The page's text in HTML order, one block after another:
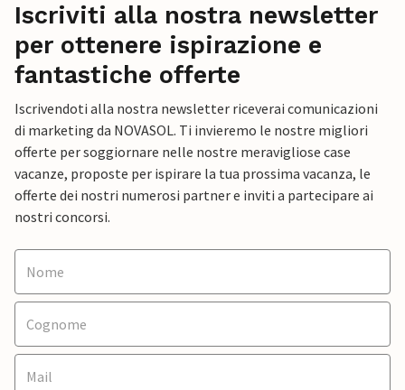
Iscriviti alla nostra newsletter
per ottenere ispirazione e
fantastiche offerte
Iscrivendoti alla nostra newsletter riceverai comunicazioni
di marketing da NOVASOL. Ti invieremo le nostre migliori
offerte per soggiornare nelle nostre meravigliose case
vacanze, proposte per ispirare la tua prossima vacanza, le
offerte dei nostri numerosi partner e inviti a partecipare ai
nostri concorsi.